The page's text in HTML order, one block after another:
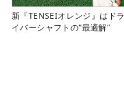
新『TENSEIオレンジ』はドラ
イバーシャフトの“最適解”